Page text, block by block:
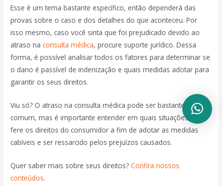
Esse é um tema bastante específico, então dependerá das
provas sobre o caso e dos detalhes do que aconteceu. Por
isso mesmo, caso você sinta que foi prejudicado devido ao
atraso naconsulta médica, procure suporte jurídico. Dessa
forma, é possível analisar todos os fatores para determinar se
o dano é passível de indenização e quais medidas adotar para
garantir os seus direitos.
Viu só? O atraso na consulta médica pode ser bastante
comum, mas é importante entender em quais situações isso
fere os direitos do consumidor a fim de adotar as medidas
cabíveis e ser ressarcido pelos prejuízos causados.
Quer saber mais sobre seus direitos?Confira nossos
conteúdos.